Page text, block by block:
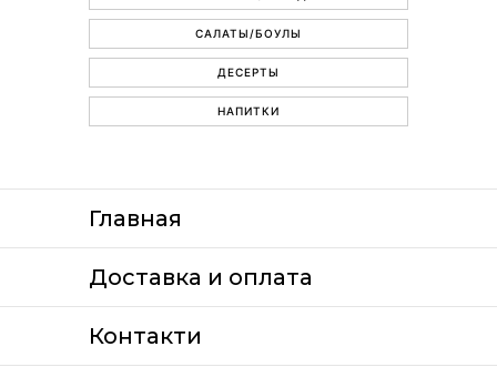
САЛАТЫ/БОУЛЫ
ДЕСЕРТЫ
НАПИТКИ
Главная
Доставка и оплата
Контакти